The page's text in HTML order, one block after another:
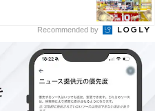
Recommended by